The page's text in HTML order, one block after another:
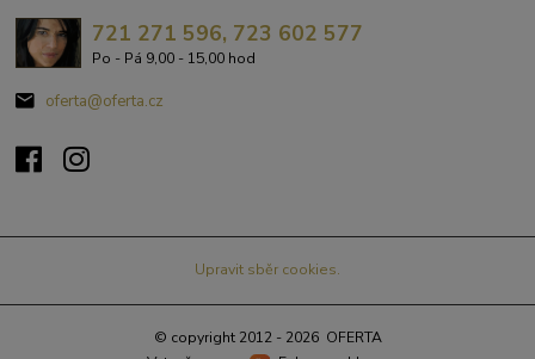
721 271 596, 723 602 577
Po - Pá 9,00 - 15,00 hod
oferta@oferta.cz
Upravit sběr cookies.
© copyright 2012 - 2026 OFERTA